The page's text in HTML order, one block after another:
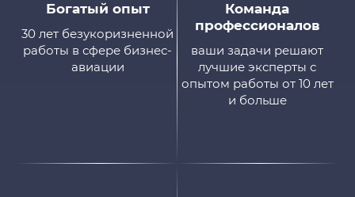
Богатый опыт
30 лет безукоризненной
работы в сфере бизнес-
авиации
Команда
профессионалов
ваши задачи решают
лучшие эксперты с
опытом работы от 10 лет
и больше